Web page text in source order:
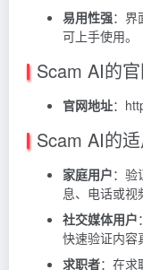
易用性强：界
可上手使用。
Scam AI的
官网地址：
Scam AI的
家庭用户：验
息、电话或视
社交媒体用户
快速验证内容
求职者：在求